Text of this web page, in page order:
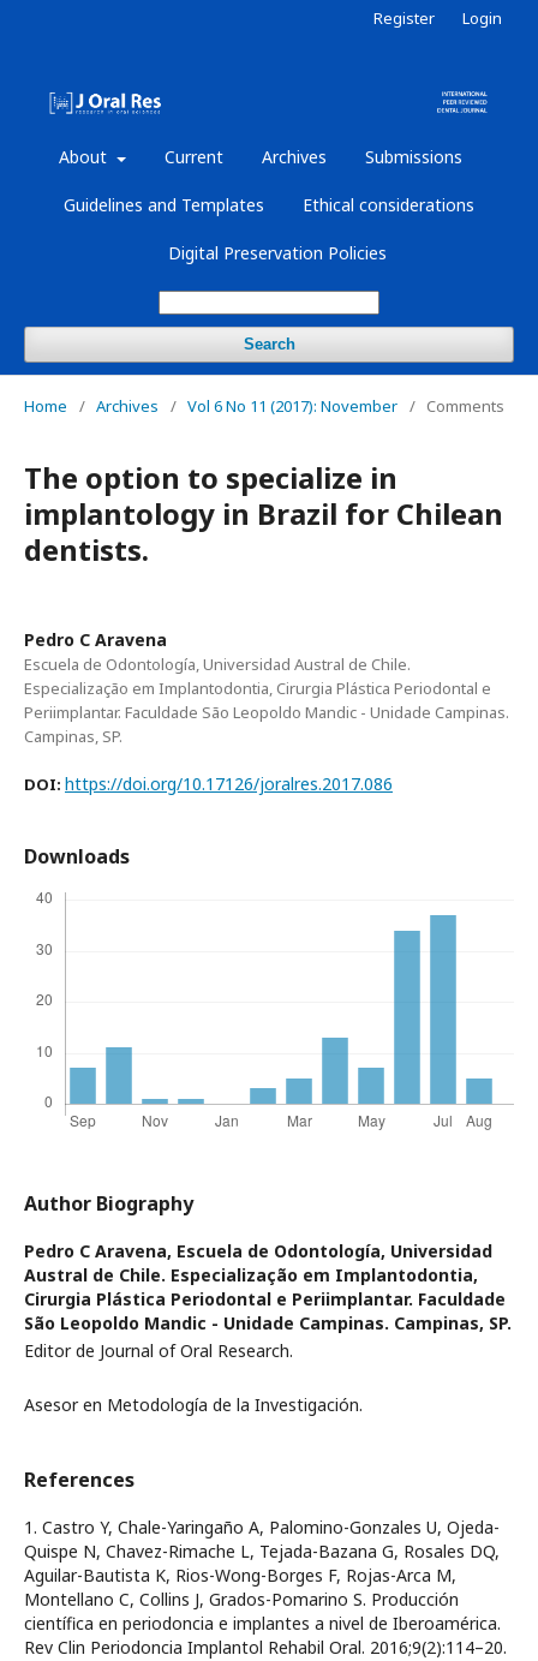
About Current Archives Submissions
Guidelines and Templates Ethical considerations
Digital Preservation Policies
Search
Register Login
Home / Archives / Vol 6 No 11 (2017): November / Comments
The option to specialize in
implantology in Brazil for Chilean
dentists.
Pedro C Aravena
Escuela de Odontología, Universidad Austral de Chile.
Especialização em Implantodontia, Cirurgia Plástica Periodontal e
Periimplantar. Faculdade São Leopoldo Mandic - Unidade Campinas.
Campinas, SP.
DOI: https://doi.org/10.17126/joralres.2017.086
Downloads
Author Biography
Pedro C Aravena, Escuela de Odontología, Universidad
Austral de Chile. Especialização em Implantodontia,
Cirurgia Plástica Periodontal e Periimplantar. Faculdade
São Leopoldo Mandic - Unidade Campinas. Campinas, SP.
Editor de Journal of Oral Research.
Asesor en Metodología de la Investigación.
References
1. Castro Y, Chale-Yaringaño A, Palomino-Gonzales U, Ojeda-
Quispe N, Chavez-Rimache L, Tejada-Bazana G, Rosales DQ,
Aguilar-Bautista K, Rios-Wong-Borges F, Rojas-Arca M,
Montellano C, Collins J, Grados-Pomarino S. Producción
científica en periodoncia e implantes a nivel de Iberoamérica.
Rev Clin Periodoncia Implantol Rehabil Oral. 2016;9(2):114–20.